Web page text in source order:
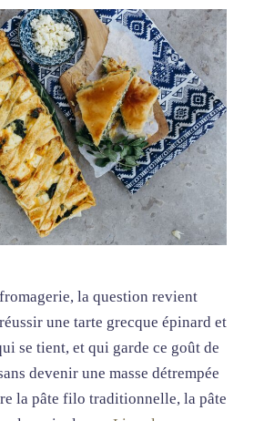
la question revient
une tarte grecque épinard et
se tient, et qui garde ce goût de
devenir une masse détrempée
la pâte filo traditionnelle, la pâte